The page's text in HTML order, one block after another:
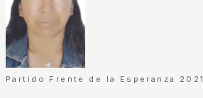
Partido Frente de la Esperanza 2021